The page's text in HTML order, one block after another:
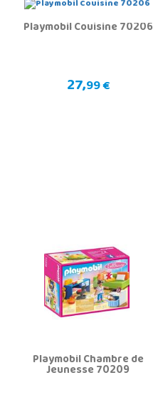
Playmobil Couisine 70206
27,99 €
Playmobil Chambre de
Jeunesse 70209